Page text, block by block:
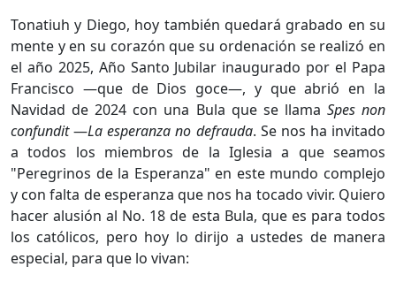
Tonatiuh y Diego, hoy también quedará grabado en su
mente y en su corazón que su ordenación se realizó en
el año 2025, Año Santo Jubilar inaugurado por el Papa
Francisco —que de Dios goce—, y que abrió en la
Navidad de 2024 con una Bula que se llama Spes non
confundit—La esperanza no defrauda. Se nos ha invitado
a todos los miembros de la Iglesia a que seamos
"Peregrinos de la Esperanza" en este mundo complejo
y con falta de esperanza que nos ha tocado vivir. Quiero
hacer alusión al No. 18 de esta Bula, que es para todos
los católicos, pero hoy lo dirijo a ustedes de manera
especial, para que lo vivan: